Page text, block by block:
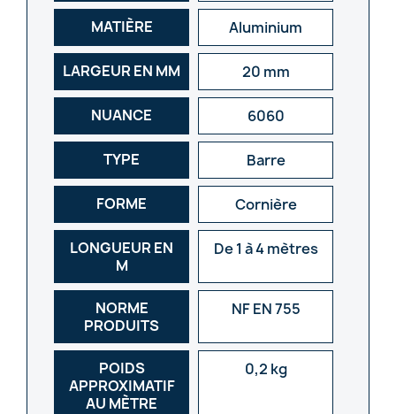
MATIÈRE Aluminium
LARGEUR EN MM 20 mm
NUANCE 6060
TYPE Barre
FORME Cornière
LONGUEUR EN
M
De 1 à 4 mètres
NORME
PRODUITS
NF EN 755
POIDS
APPROXIMATIF
AU MÈTRE
0,2 kg